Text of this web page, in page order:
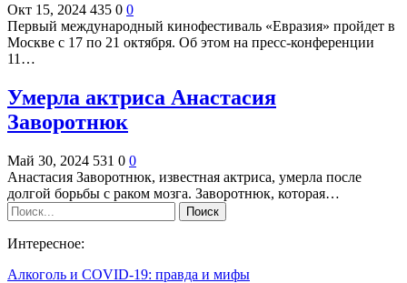
Окт 15, 2024 435 0 0
Первый международный кинофестиваль «Евразия» пройдет в
Москве с 17 по 21 октября. Об этом на пресс-конференции
11…
Умерла актриса Анастасия
Заворотнюк
Май 30, 2024 531 0 0
Анастасия Заворотнюк, известная актриса, умерла после
долгой борьбы с раком мозга. Заворотнюк, которая…
Интересное:
Алкоголь и COVID-19: правда и мифы